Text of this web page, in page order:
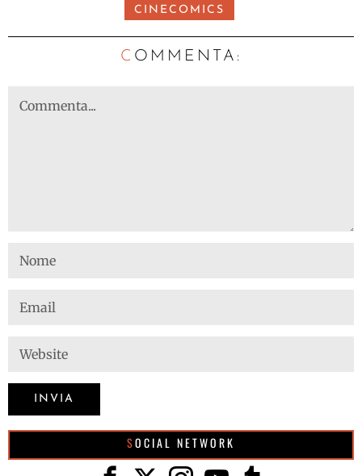
CINECOMICS
C OMMENTA:
SOCIAL NETWORK